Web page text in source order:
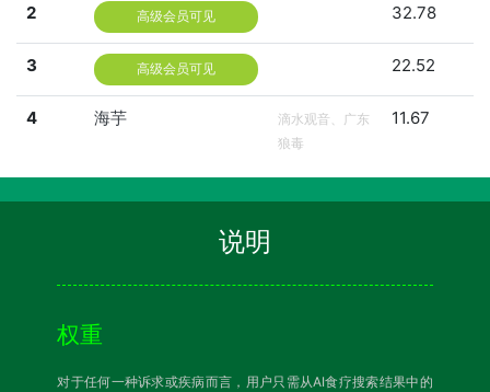
2 高级会员可见 32.78
3 高级会员可见 22.52
4 海芋
滴水观音、广东
狼毒
11.67
说明
权重
对于任何一种诉求或疾病而言，用户只需从AI食疗搜索结果中的